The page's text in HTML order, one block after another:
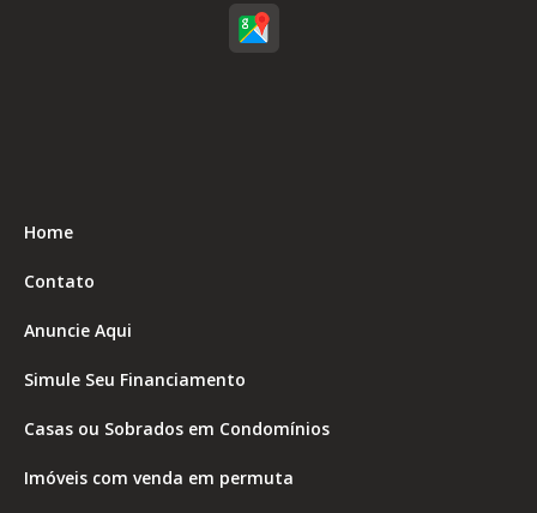
Home
Contato
Anuncie Aqui
Simule Seu Financiamento
Casas ou Sobrados em Condomínios
Imóveis com venda em permuta